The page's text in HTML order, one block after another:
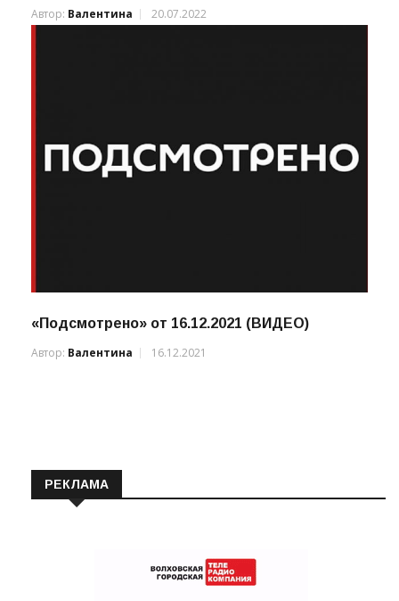
«Подсмотрено» от 19.07.2022 (ВИДЕО)
«Подсмотрено» от 16.12.2021 (ВИДЕО)